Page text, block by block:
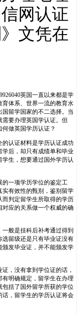
网认证
文凭在
英国一直以来都是学
体系、世界一流的教育水
留学国家的不二选择。当
要办理英国学认证。但
做英国学历认证？
认证材料是学历认证成功
后，却只有成绩单和毕业
生，想要通过国外学历认
的一项学历学位的鉴定工
有效性的甄别，鉴别留学
判定留学生所取得的学历
应的关系做一个权威的确
般是挂科后补考通过得到
留级还是只有毕业证没有
发毕业证，并不能颁发学
，没有拿到学位证的话，
明确规定，留学生在办理
括了国外留学所获的学位
，留学生的学历认证将会